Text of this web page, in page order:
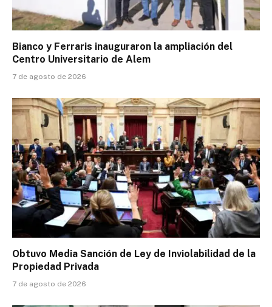
Bianco y Ferraris inauguraron la ampliación del
Centro Universitario de Alem
7 de agosto de 2026
Obtuvo Media Sanción de Ley de Inviolabilidad de la
Propiedad Privada
7 de agosto de 2026